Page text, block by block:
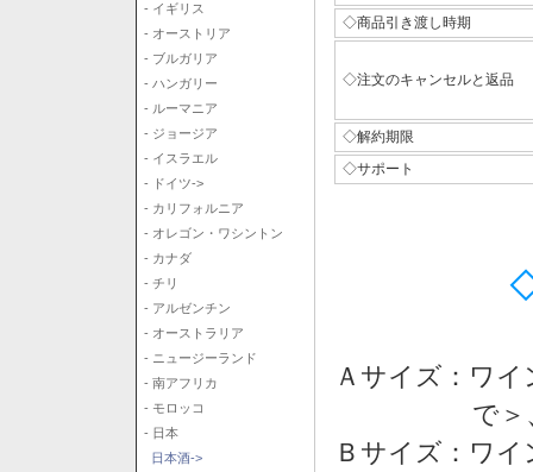
- イギリス
- オーストリア
- ブルガリア
- ハンガリー
- ルーマニア
- ジョージア
- イスラエル
- ドイツ->
- カリフォルニア
- オレゴン・ワシントン
- カナダ
- チリ
- アルゼンチン
- オーストラリア
- ニュージーランド
- 南アフリカ
- モロッコ
- 日本
日本酒->
◇商品引き渡し時期
◇注文のキャンセルと返品
◇解約期限
◇サポート
Ａサイズ：ワ
で
Ｂサイズ：ワ